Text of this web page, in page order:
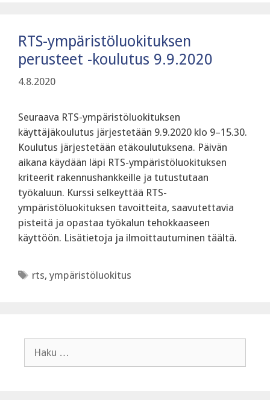
RTS-ympäristöluokituksen
perusteet -koulutus 9.9.2020
4.8.2020
Seuraava RTS-ympäristöluokituksen
käyttäjäkoulutus järjestetään 9.9.2020 klo 9–15.30.
Koulutus järjestetään etäkoulutuksena. Päivän
aikana käydään läpi RTS-ympäristöluokituksen
kriteerit rakennushankkeille ja tutustutaan
työkaluun. Kurssi selkeyttää RTS-
ympäristöluokituksen tavoitteita, saavutettavia
pisteitä ja opastaa työkalun tehokkaaseen
käyttöön. Lisätietoja ja ilmoittautuminen täältä.
Avainsanat
rts,ympäristöluokitus